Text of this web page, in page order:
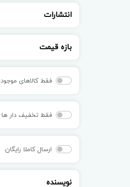
انتشارات
بازه قیمت
فقط کالاهای موجود
فقط تخفیف دار ها
ارسال کاملا رایگان
نویسنده